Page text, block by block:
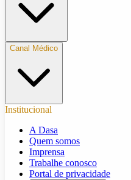
Canal Médico
Institucional
A Dasa
Quem somos
Imprensa
Trabalhe conosco
Portal de privacidade